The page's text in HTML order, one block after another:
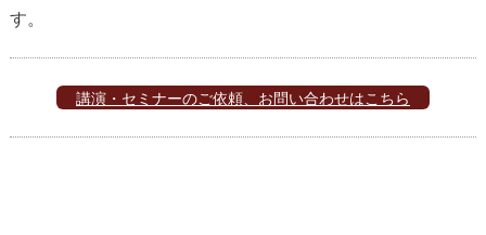
す。
講演・セミナーのご依頼、お問い合わせはこちら